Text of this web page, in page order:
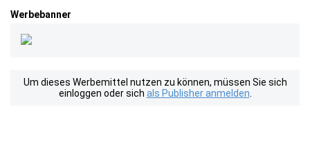
Werbebanner
Um dieses Werbemittel nutzen zu können, müssen Sie sich
einloggen oder sich als Publisher anmelden